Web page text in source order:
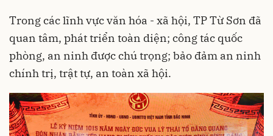
Trong các lĩnh vực văn hóa - xã hội, TP Từ Sơn đã
quan tâm, phát triển toàn diện; công tác quốc
phòng, an ninh được chú trọng; bảo đảm an ninh
chính trị, trật tự, an toàn xã hội.